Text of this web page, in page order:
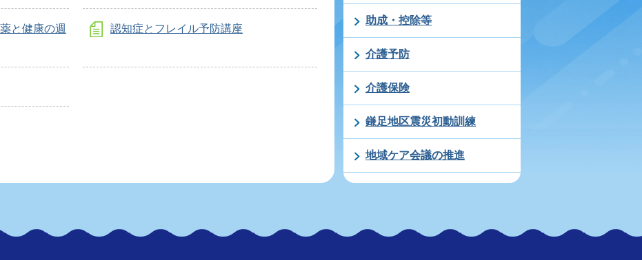
と健康の週
認知症とフレイル予防講座
助成・控除等
介護予防
介護保険
鎌足地区震災初動訓練
地域ケア会議の推進